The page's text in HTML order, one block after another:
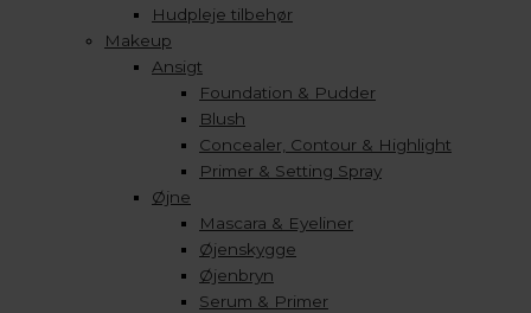
Hudpleje tilbehør
Makeup
Ansigt
Foundation & Pudder
Blush
Concealer, Contour & Highlight
Primer & Setting Spray
Øjne
Mascara & Eyeliner
Øjenskygge
Øjenbryn
Serum & Primer